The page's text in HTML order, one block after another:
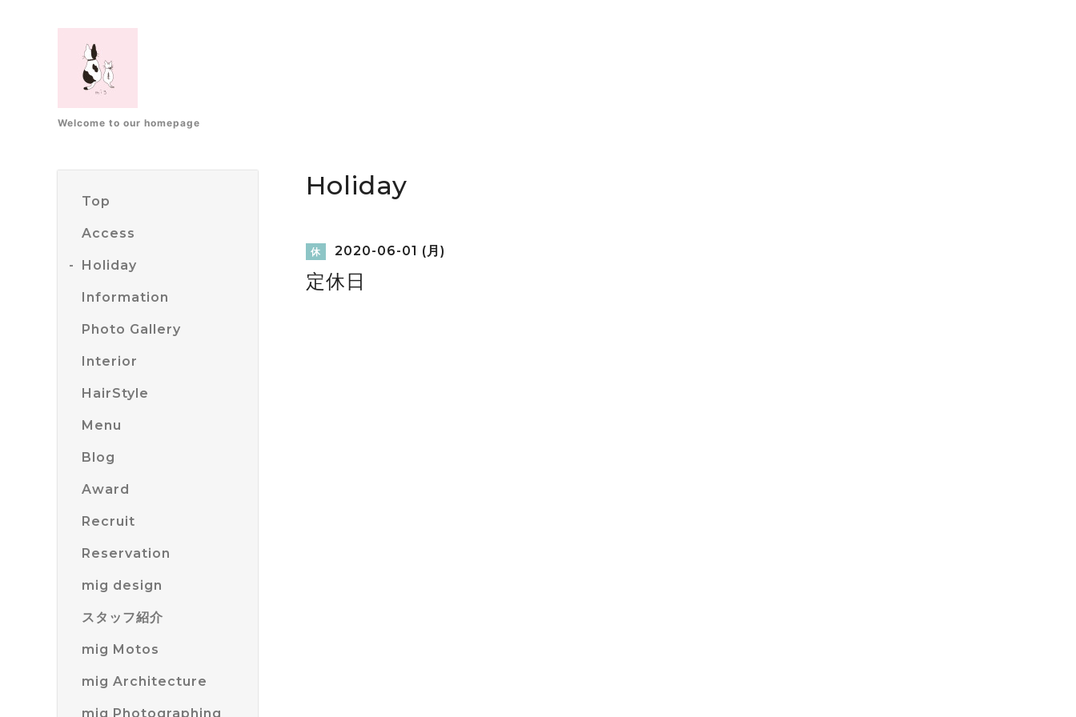
Welcome to our homepage
Top
Access
Holiday
Information
Photo Gallery
Interior
HairStyle
Menu
Blog
Award
Recruit
Reservation
mig design
スタッフ紹介
mig Motos
mig Architecture
mig Photographing
Holiday
休 2020-06-01 (月)
定休日